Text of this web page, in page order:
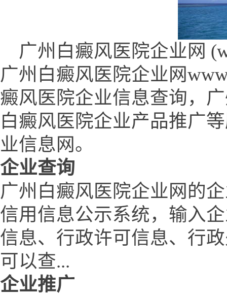
广州白癜风医院企业网
广州白癜风医院企业网
癜风医院企业信息查询，
白癜风医院企业产品推广
业信息网。
企业查询
广州白癜风医院企业网的
信用信息公示系统，输入
信息、行政许可信息、行
可以查...
企业推广